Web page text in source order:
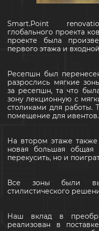
Smart.Point
глобального проекта
проекте была
первого этажа и
Ресепшн был
разрослись мягкие
за ресепшн, та что
зону лекционную с
столиками для работы.
помещение для ивентов.
На втором этаже
новая большая общая
перекусить, но и
Все зоны были
стилистического
Наш вклад в
реализован в